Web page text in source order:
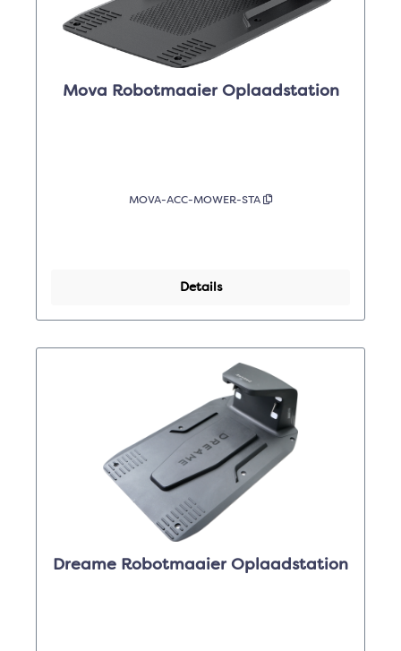
Mova Robotmaaier Oplaadstation
MOVA-ACC-MOWER-STA
Details
Dreame Robotmaaier Oplaadstation